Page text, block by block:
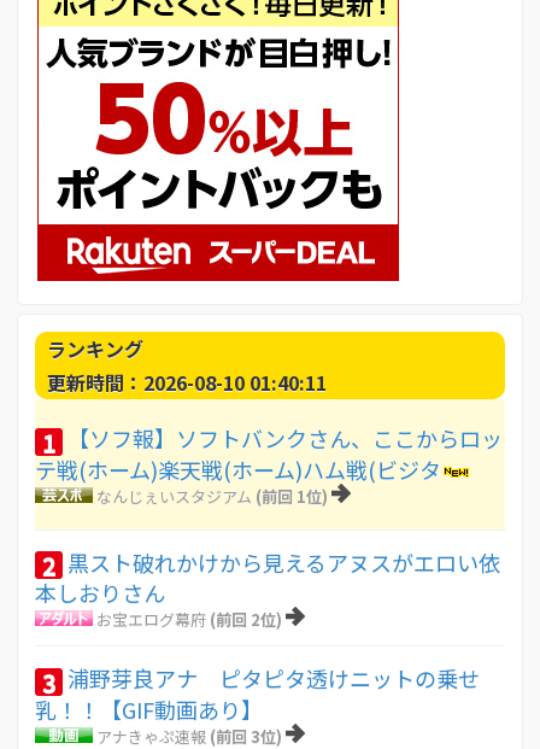
ランキング
更新時間：2026-08-10 01:40:11
1
【ソフ報】ソフトバンクさん、ここからロッ
テ戦(ホーム)楽天戦(ホーム)ハム戦(ビジタ
なんじぇいスタジアム (前回 1位)
2 黒スト破れかけから見えるアヌスがエロい依
本しおりさん
お宝エログ幕府 (前回 2位)
3 浦野芽良アナ ピタピタ透けニットの乗せ
乳！！【GIF動画あり】
アナきゃぷ速報 (前回 3位)